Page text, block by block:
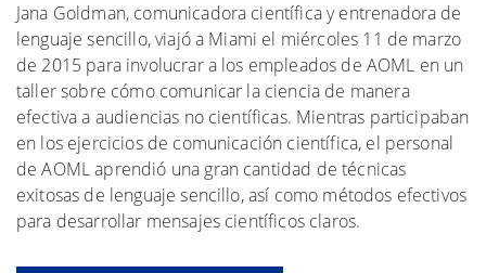
Jana Goldman, comunicadora científica y entrenadora de
lenguaje sencillo, viajó a Miami el miércoles 11 de marzo
de 2015 para involucrar a los empleados de AOML en un
taller sobre cómo comunicar la ciencia de manera
efectiva a audiencias no científicas. Mientras participaban
en los ejercicios de comunicación científica, el personal
de AOML aprendió una gran cantidad de técnicas
exitosas de lenguaje sencillo, así como métodos efectivos
para desarrollar mensajes científicos claros.